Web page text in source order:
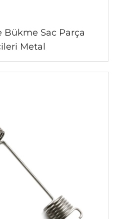
Bükme Sac Parça
Metal